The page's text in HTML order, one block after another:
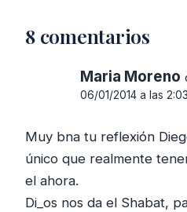
8 comentarios
Maria Moreno
06/01/2014 a las
Muy bna tu reflexión
único que realmente
el ahora.
Di_os nos da el Shabat,